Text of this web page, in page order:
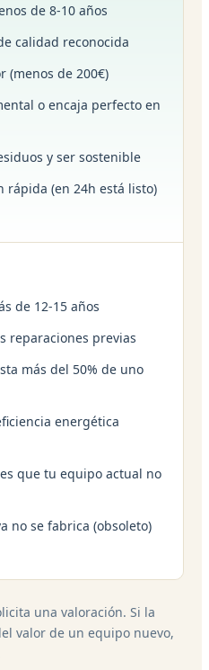
de 8-10 años
calidad reconocida
(menos de 200€)
o encaja perfecto en
y ser sostenible
rápida (en 24h está listo)
de 12-15 años
reparaciones previas
más del 50% de uno
energética
que tu equipo actual no
no se fabrica (obsoleto)
una valoración. Si la
valor de un equipo nuevo,